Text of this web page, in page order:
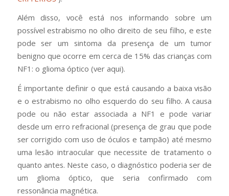
Além disso, você está nos informando sobre um
possível estrabismo no olho direito de seu filho, e este
pode ser um sintoma da presença de um tumor
benigno que ocorre em cerca de 15% das crianças com
NF1: o glioma óptico (ver aqui).
É importante definir o que está causando a baixa visão
e o estrabismo no olho esquerdo do seu filho. A causa
pode ou não estar associada a NF1 e pode variar
desde um erro refracional (presença de grau que pode
ser corrigido com uso de óculos e tampão) até mesmo
uma lesão intraocular que necessite de tratamento o
quanto antes. Neste caso, o diagnóstico poderia ser de
um glioma óptico, que seria confirmado com
ressonância magnética.